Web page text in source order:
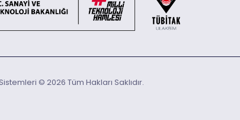
© 2026 Tüm Hakları Saklıdır.